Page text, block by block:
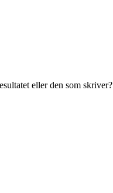
eller den som skriver?